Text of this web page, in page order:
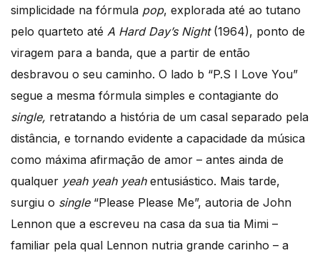
simplicidade na fórmula pop, explorada até ao tutano
pelo quarteto até A Hard Day’s Night(1964), ponto de
viragem para a banda, que a partir de então
desbravou o seu caminho. O lado b “P.S I Love You”
segue a mesma fórmula simples e contagiante do
single, retratando a história de um casal separado pela
distância, e tornando evidente a capacidade da música
como máxima afirmação de amor – antes ainda de
qualquer yeah yeah yeah entusiástico. Mais tarde,
surgiu o single“Please Please Me”, autoria de John
Lennon que a escreveu na casa da sua tia Mimi –
familiar pela qual Lennon nutria grande carinho – a